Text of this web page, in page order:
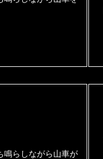
鳴らしながら山車が